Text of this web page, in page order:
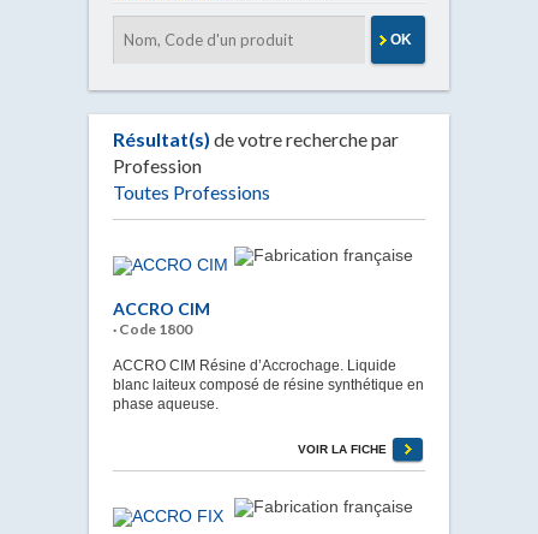
OK
Résultat(s) de votre recherche par
Profession
Toutes Professions
ACCRO CIM
· Code 1800
ACCRO CIM Résine d’Accrochage. Liquide
blanc laiteux composé de résine synthétique en
phase aqueuse.
VOIR LA FICHE